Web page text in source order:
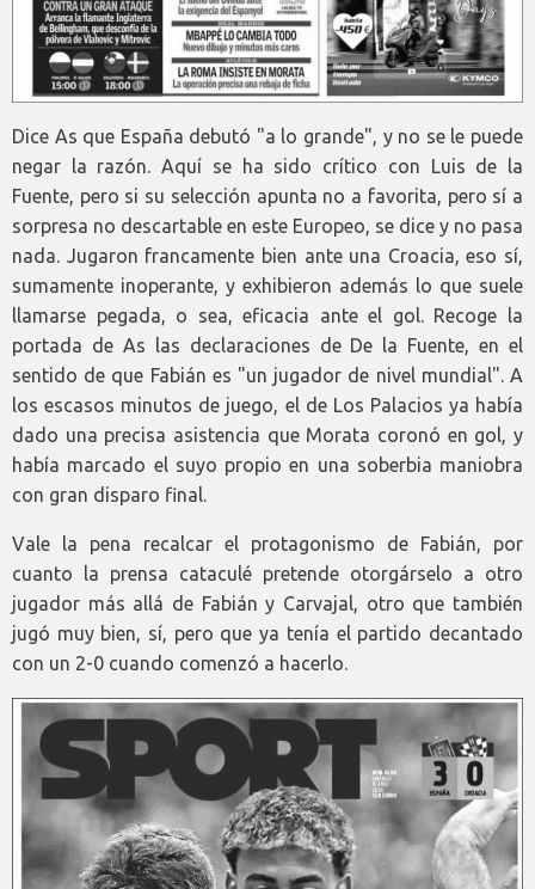
Dice As que España debutó "a lo grande", y no se le puede
negar la razón. Aquí se ha sido crítico con Luis de la
Fuente, pero si su selección apunta no a favorita, pero sí a
sorpresa no descartable en este Europeo, se dice y no pasa
nada. Jugaron francamente bien ante una Croacia, eso sí,
sumamente inoperante, y exhibieron además lo que suele
llamarse pegada, o sea, eficacia ante el gol. Recoge la
portada de As las declaraciones de De la Fuente, en el
sentido de que Fabián es "un jugador de nivel mundial". A
los escasos minutos de juego, el de Los Palacios ya había
dado una precisa asistencia que Morata coronó en gol, y
había marcado el suyo propio en una soberbia maniobra
con gran disparo final.
Vale la pena recalcar el protagonismo de Fabián, por
cuanto la prensa cataculé pretende otorgárselo a otro
jugador más allá de Fabián y Carvajal, otro que también
jugó muy bien, sí, pero que ya tenía el partido decantado
con un 2-0 cuando comenzó a hacerlo.